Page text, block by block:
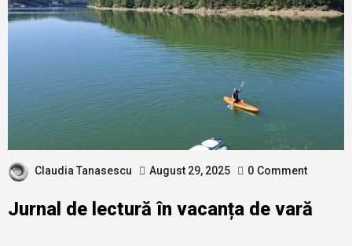
Claudia Tanasescu August 29, 2025 0 Comment
Jurnal de lectură în vacanța de vară